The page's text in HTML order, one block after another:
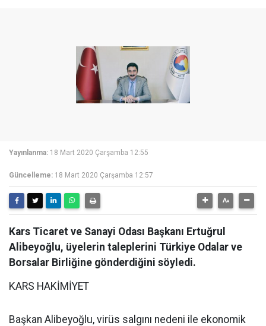
Yayınlanma: 18 Mart 2020 Çarşamba 12:55
Güncelleme: 18 Mart 2020 Çarşamba 12:57
Kars Ticaret ve Sanayi Odası Başkanı Ertuğrul
Alibeyoğlu, üyelerin taleplerini Türkiye Odalar ve
Borsalar Birliğine gönderdiğini söyledi.
KARS HAKİMİYET
Başkan Alibeyoğlu, virüs salgını nedeni ile ekonomik